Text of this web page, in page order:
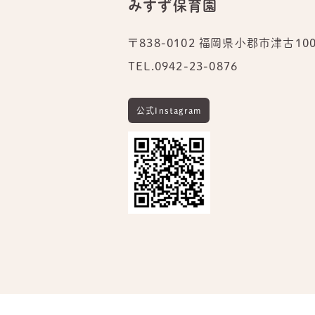
みすず保育園
〒838-0102 福岡県小郡市津古
TEL.0942-23-0876
公式Instagram